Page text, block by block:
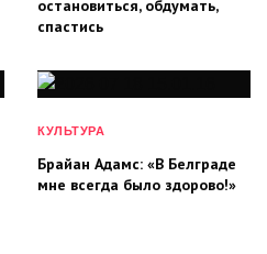
остановиться, обдумать,
спастись
КУЛЬТУРА
Брайан Адамс: «В Белграде
мне всегда было здорово!»